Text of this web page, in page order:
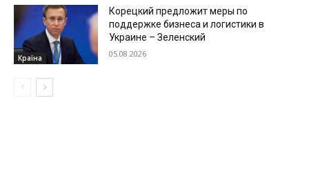
Країна
Корецкий предложит меры по
поддержке бизнеса и логистики в
Украине – Зеленский
05.08.2026